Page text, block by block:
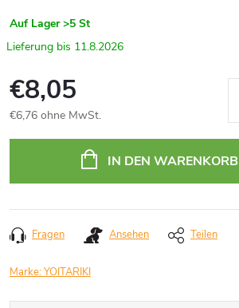
Auf Lager >5 St
11.8.2026
€8,05
€6,76 ohne MwSt.
IN DEN WARENKORB
Fragen Ansehen Teilen
Marke:YOITARIKI